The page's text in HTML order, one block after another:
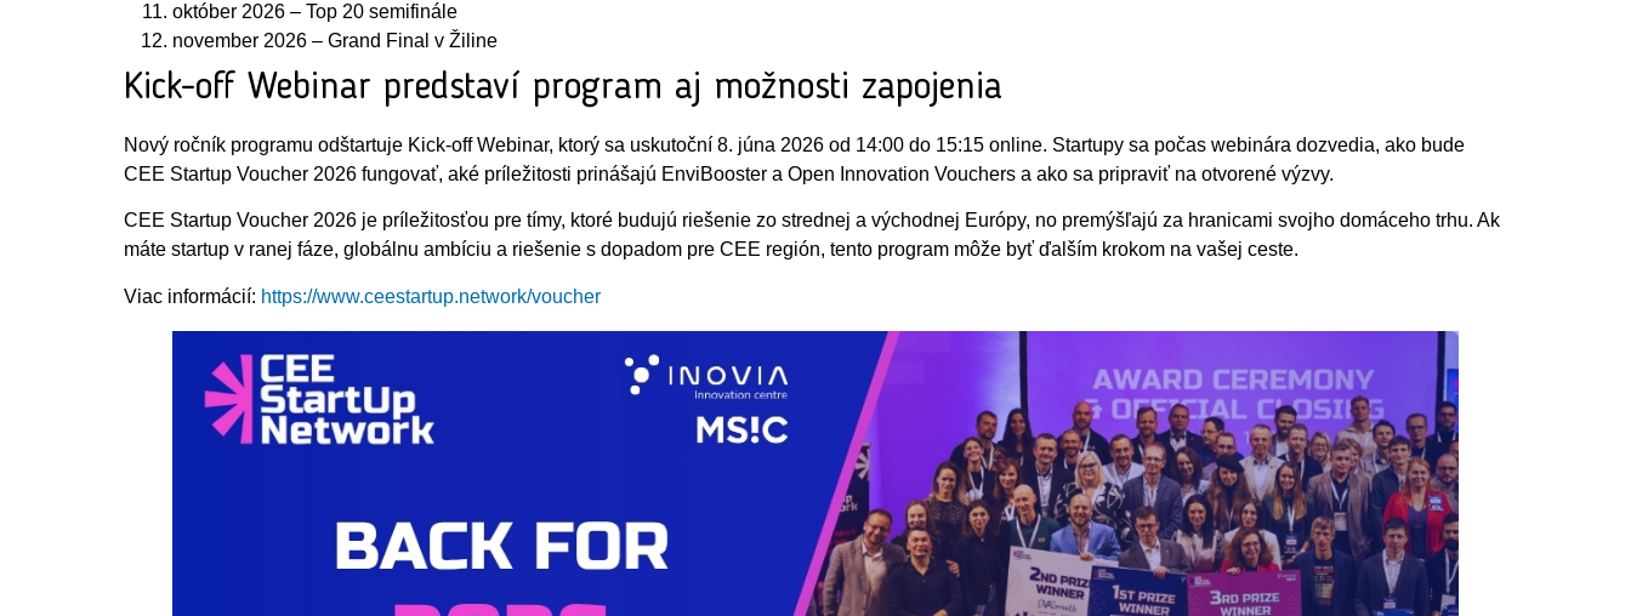
október 2026 – Top 20 semifinále
november 2026 – Grand Final v Žiline
Kick-off Webinar predstaví program aj možnosti zapojenia
Nový ročník programu odštartuje Kick-off Webinar, ktorý sa uskutoční 8. júna 2026 od 14:00 do 15:15 online. Startupy sa počas webinára dozvedia, ako bude
CEE Startup Voucher 2026 fungovať, aké príležitosti prinášajú EnviBooster a Open Innovation Vouchers a ako sa pripraviť na otvorené výzvy.
CEE Startup Voucher 2026 je príležitosťou pre tímy, ktoré budujú riešenie zo strednej a východnej Európy, no premýšľajú za hranicami svojho domáceho trhu. Ak
máte startup v ranej fáze, globálnu ambíciu a riešenie s dopadom pre CEE región, tento program môže byť ďalším krokom na vašej ceste.
Viac informácií: https://www.ceestartup.network/voucher